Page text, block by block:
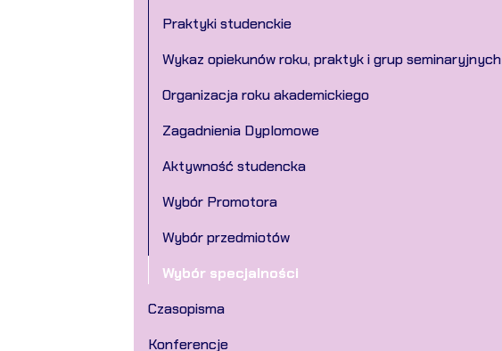
Praktyki studenckie
Wykaz opiekunów roku, praktyk i grup seminaryjnych
Organizacja roku akademickiego
Zagadnienia Dyplomowe
Aktywność studencka
Wybór Promotora
Wybór przedmiotów
Wybór specjalności
Czasopisma
Konferencje